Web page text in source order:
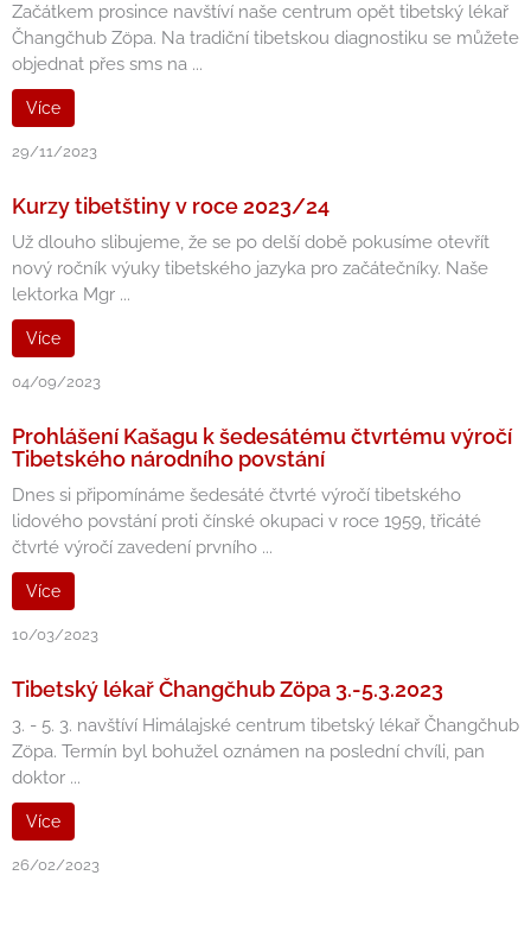
Začátkem prosince navštíví naše centrum opět tibetský lékař
Čhangčhub Zöpa. Na tradiční tibetskou diagnostiku se můžete
objednat přes sms na ...
Více
29/11/2023
Kurzy tibetštiny v roce 2023/24
Už dlouho slibujeme, že se po delší době pokusíme otevřít
nový ročník výuky tibetského jazyka pro začátečníky. Naše
lektorka Mgr ...
Více
04/09/2023
Prohlášení Kašagu k šedesátému čtvrtému výročí
Tibetského národního povstání
Dnes si připomínáme šedesáté čtvrté výročí tibetského
lidového povstání proti čínské okupaci v roce 1959, třicáté
čtvrté výročí zavedení prvního ...
Více
10/03/2023
Tibetský lékař Čhangčhub Zöpa 3.-5.3.2023
3. - 5. 3. navštíví Himálajské centrum tibetský lékař Čhangčhub
Zöpa. Termín byl bohužel oznámen na poslední chvíli, pan
doktor ...
Více
26/02/2023